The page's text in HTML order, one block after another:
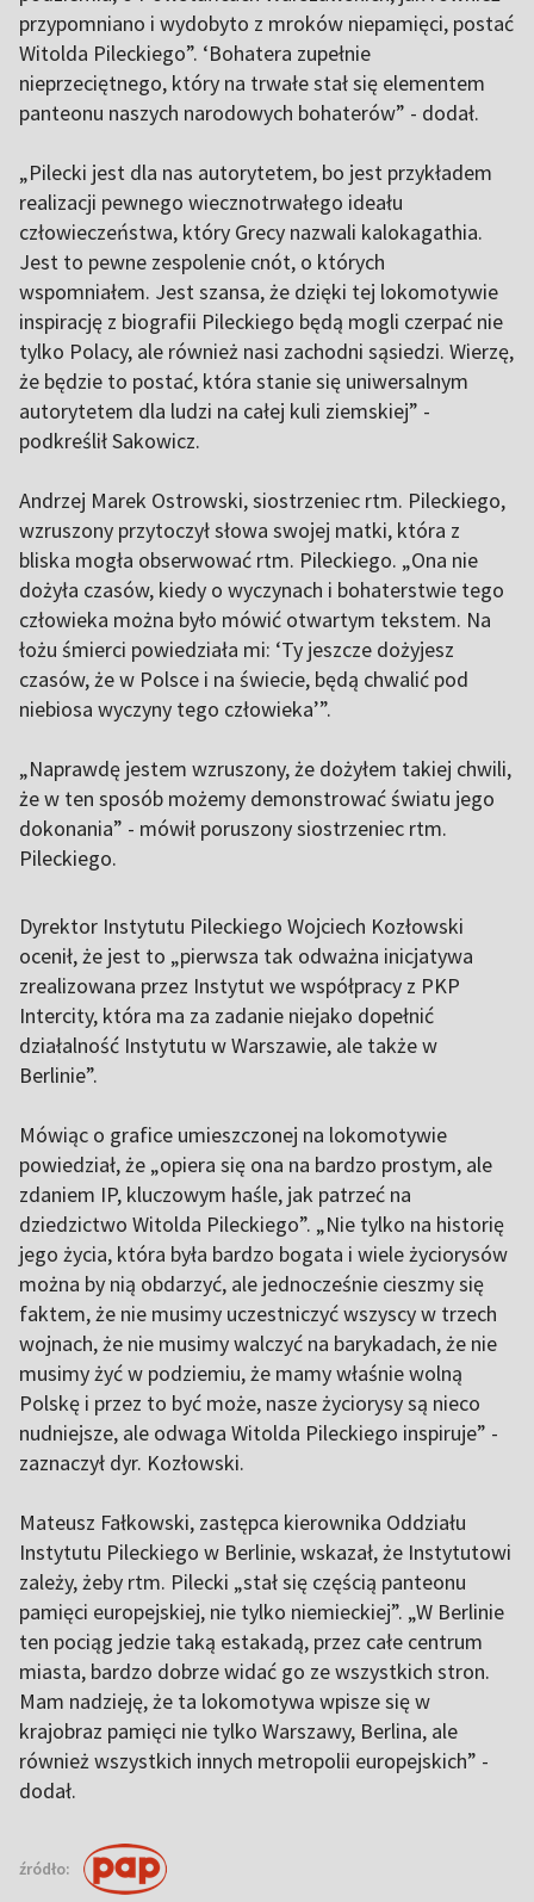
przypomniano i wydobyto z mroków niepamięci, postać
Witolda Pileckiego”. ‘Bohatera zupełnie
nieprzeciętnego, który na trwałe stał się elementem
panteonu naszych narodowych bohaterów” - dodał.
„Pilecki jest dla nas autorytetem, bo jest przykładem
realizacji pewnego wiecznotrwałego ideału
człowieczeństwa, który Grecy nazwali kalokagathia.
Jest to pewne zespolenie cnót, o których
wspomniałem. Jest szansa, że dzięki tej lokomotywie
inspirację z biografii Pileckiego będą mogli czerpać nie
tylko Polacy, ale również nasi zachodni sąsiedzi. Wierzę,
że będzie to postać, która stanie się uniwersalnym
autorytetem dla ludzi na całej kuli ziemskiej” -
podkreślił Sakowicz.
Andrzej Marek Ostrowski, siostrzeniec rtm. Pileckiego,
wzruszony przytoczył słowa swojej matki, która z
bliska mogła obserwować rtm. Pileckiego. „Ona nie
dożyła czasów, kiedy o wyczynach i bohaterstwie tego
człowieka można było mówić otwartym tekstem. Na
łożu śmierci powiedziała mi: ‘Ty jeszcze dożyjesz
czasów, że w Polsce i na świecie, będą chwalić pod
niebiosa wyczyny tego człowieka’”.
„Naprawdę jestem wzruszony, że dożyłem takiej chwili,
że w ten sposób możemy demonstrować światu jego
dokonania” - mówił poruszony siostrzeniec rtm.
Pileckiego.
Dyrektor Instytutu Pileckiego Wojciech Kozłowski
ocenił, że jest to „pierwsza tak odważna inicjatywa
zrealizowana przez Instytut we współpracy z PKP
Intercity, która ma za zadanie niejako dopełnić
działalność Instytutu w Warszawie, ale także w
Berlinie”.
Mówiąc o grafice umieszczonej na lokomotywie
powiedział, że „opiera się ona na bardzo prostym, ale
zdaniem IP, kluczowym haśle, jak patrzeć na
dziedzictwo Witolda Pileckiego”. „Nie tylko na historię
jego życia, która była bardzo bogata i wiele życiorysów
można by nią obdarzyć, ale jednocześnie cieszmy się
faktem, że nie musimy uczestniczyć wszyscy w trzech
wojnach, że nie musimy walczyć na barykadach, że nie
musimy żyć w podziemiu, że mamy właśnie wolną
Polskę i przez to być może, nasze życiorysy są nieco
nudniejsze, ale odwaga Witolda Pileckiego inspiruje” -
zaznaczył dyr. Kozłowski.
Mateusz Fałkowski, zastępca kierownika Oddziału
Instytutu Pileckiego w Berlinie, wskazał, że Instytutowi
zależy, żeby rtm. Pilecki „stał się częścią panteonu
pamięci europejskiej, nie tylko niemieckiej”. „W Berlinie
ten pociąg jedzie taką estakadą, przez całe centrum
miasta, bardzo dobrze widać go ze wszystkich stron.
Mam nadzieję, że ta lokomotywa wpisze się w
krajobraz pamięci nie tylko Warszawy, Berlina, ale
również wszystkich innych metropolii europejskich” -
dodał.
źródło: